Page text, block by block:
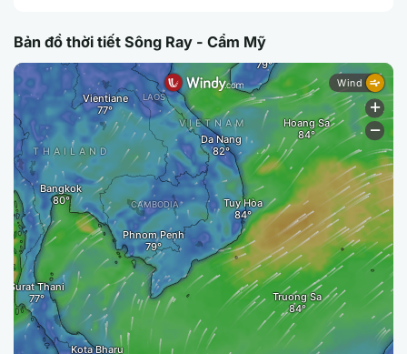
Bản đồ thời tiết Sông Ray - Cẩm Mỹ